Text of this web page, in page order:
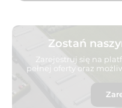
Zostań
Zarejestruj się na
pełnej oferty oraz